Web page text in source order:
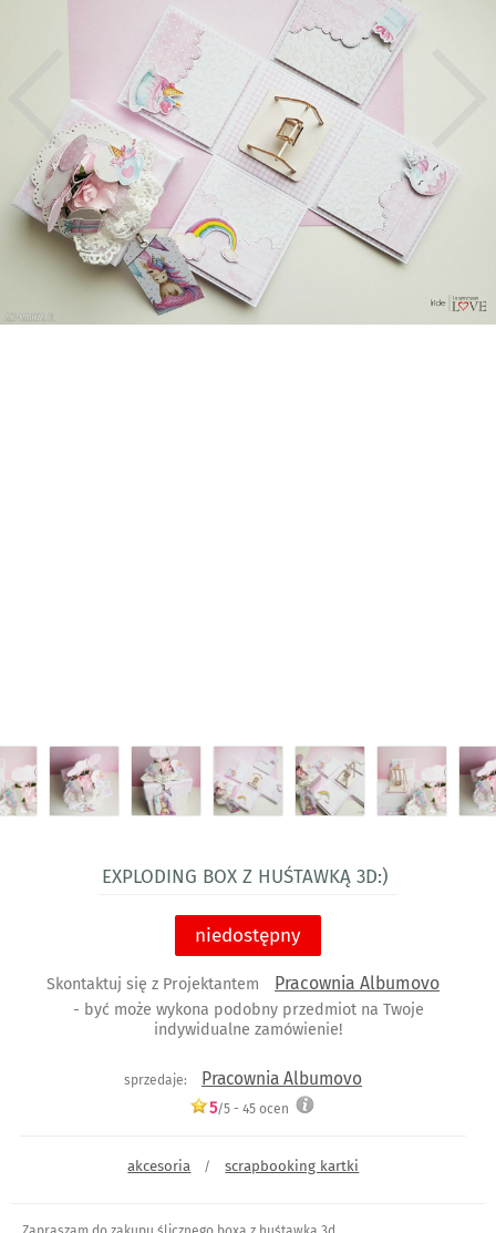
Exploding Box z huśtawką 3d:)
niedostępny
Skontaktuj się z Projektantem Pracownia Albumovo
- być może wykona podobny przedmiot na Twoje
indywidualne zamówienie!
sprzedaje: Pracownia Albumovo
5/5 - 45ocen
akcesoria / scrapbooking kartki